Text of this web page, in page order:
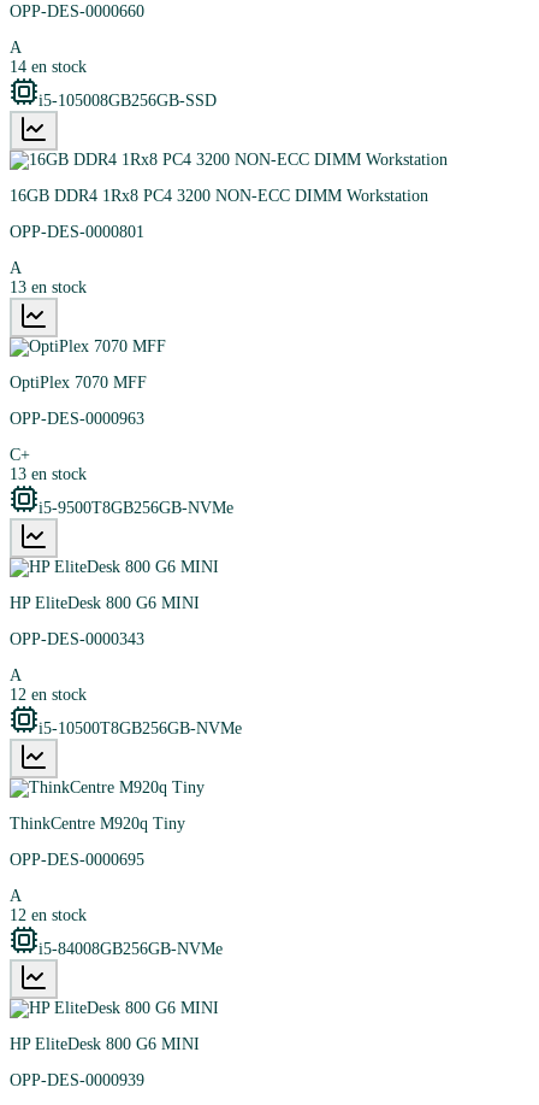
OPP-DES-0000660
A
14 en stock
i5-105008GB256GB-SSD
16GB DDR4 1Rx8 PC4 3200 NON-ECC DIMM Workstation
OPP-DES-0000801
A
13 en stock
OptiPlex 7070 MFF
OPP-DES-0000963
C+
13 en stock
i5-9500T8GB256GB-NVMe
HP EliteDesk 800 G6 MINI
OPP-DES-0000343
A
12 en stock
i5-10500T8GB256GB-NVMe
ThinkCentre M920q Tiny
OPP-DES-0000695
A
12 en stock
i5-84008GB256GB-NVMe
HP EliteDesk 800 G6 MINI
OPP-DES-0000939